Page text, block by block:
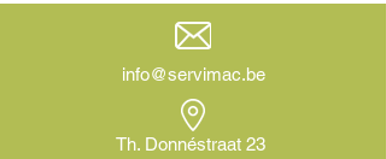
info@servimac.be
Th. Donnéstraat 23